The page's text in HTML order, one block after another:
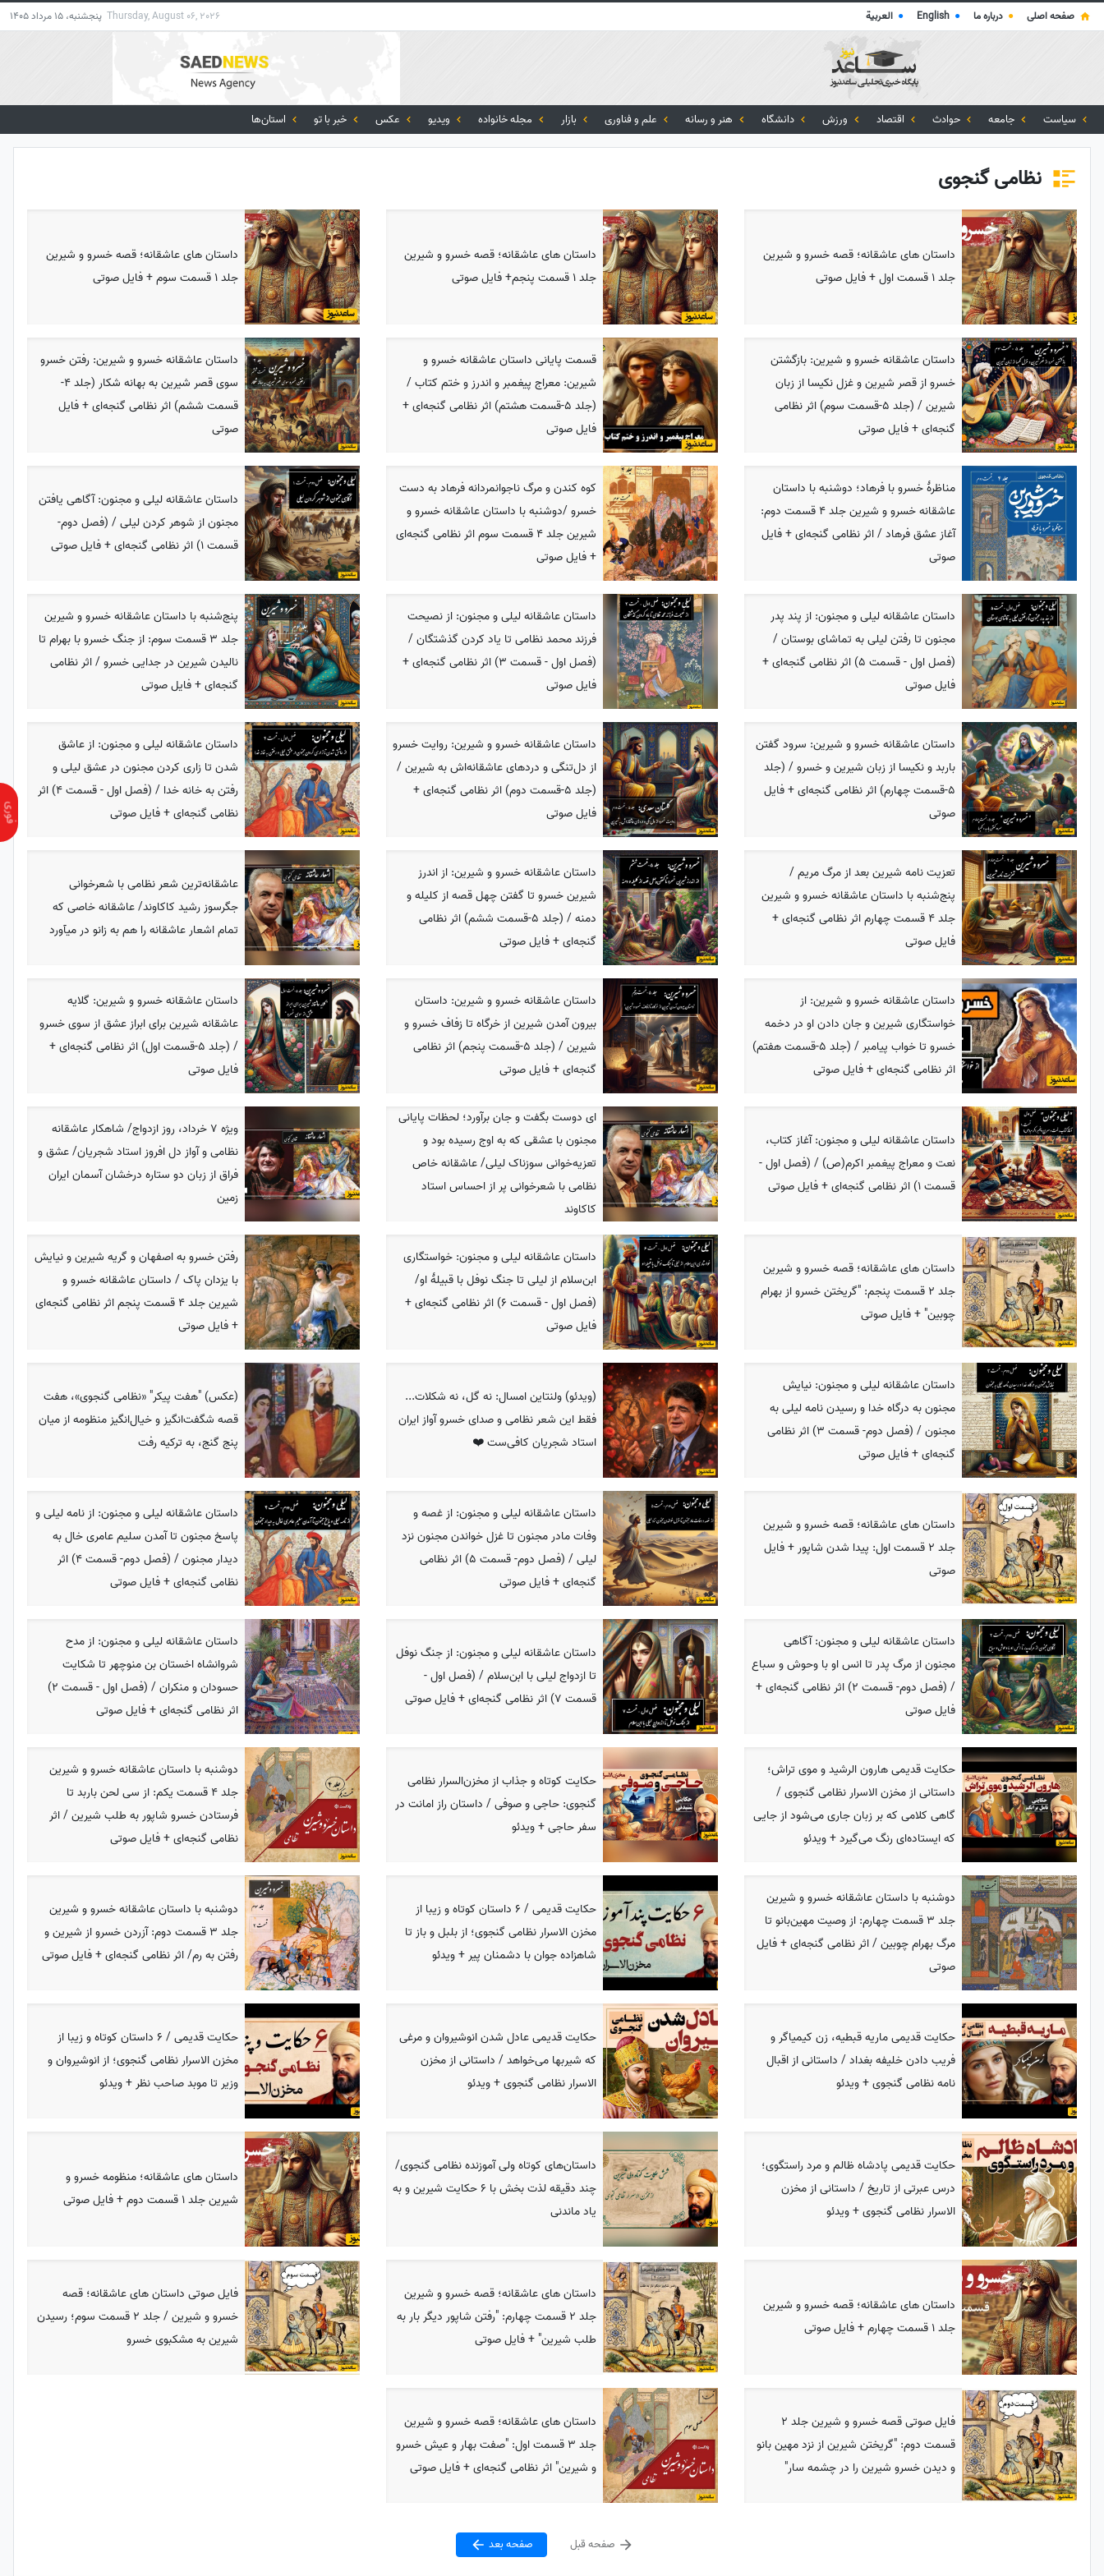
صفحه اصلی ● درباره ما ●
English
● العربية Thursday, August 06, 2026 پنجشنبه، 15 مرداد 1405
سیاست جامعه حوادث اقتصاد ورزش دانشگاه هنر و رسانه علم و فناوری بازار مجله خانواده ویدیو عکس خبر با تو استان‌ها
نظامی گنجوی
داستان های عاشقانه؛ قصه خسرو و شیرین
جلد 1 قسمت اول + فایل صوتی
داستان های عاشقانه؛ قصه خسرو و شیرین
جلد 1 قسمت پنجم+ فایل صوتی
داستان های عاشقانه؛ قصه خسرو و شیرین
جلد 1 قسمت سوم + فایل صوتی
داستان عاشقانه خسرو و شیرین: بازگشتن
خسرو از قصر شیرین و غزل نکیسا از زبان
شیرین / (جلد 5-قسمت سوم) اثر نظامی
گنجه‌ای + فایل صوتی
قسمت پایانی داستان عاشقانه خسرو و
شیرین: معراج پیغمبر و اندرز و ختم کتاب /
(جلد 5-قسمت هشتم) اثر نظامی گنجه‌ای +
فایل صوتی
داستان عاشقانه خسرو و شیرین: رفتن خسرو
سوی قصر شیرین به بهانه شکار (جلد 4-
قسمت ششم) اثر نظامی گنجه‌ای + فایل
صوتی
مناظرهٔ خسرو با فرهاد؛ دوشنبه با داستان
عاشقانه خسرو و شیرین جلد 4 قسمت دوم:
آغاز عشق فرهاد / اثر نظامی گنجه‌ای + فایل
صوتی
کوه کندن و مرگ ناجوانمردانه فرهاد به دست
خسرو /دوشنبه با داستان عاشقانه خسرو و
شیرین جلد 4 قسمت سوم اثر نظامی گنجه‌ای
+ فایل صوتی
داستان عاشقانه لیلی و مجنون: آگاهی یافتن
مجنون از شوهر کردن لیلی / (فصل دوم-
قسمت 1) اثر نظامی گنجه‌ای + فایل صوتی
داستان عاشقانه لیلی و مجنون: از پند پدر
مجنون تا رفتن لیلی به تماشای بوستان /
(فصل اول - قسمت 5) اثر نظامی گنجه‌ای +
فایل صوتی
داستان عاشقانه لیلی و مجنون: از نصیحت
فرزند محمد نظامی تا یاد کردن گذشتگان /
(فصل اول - قسمت 3) اثر نظامی گنجه‌ای +
فایل صوتی
پنج‌شنبه با داستان عاشقانه خسرو و شیرین
جلد 3 قسمت سوم: از جنگ خسرو با بهرام تا
نالیدن شیرین در جدایی خسرو / اثر نظامی
گنجه‌ای + فایل صوتی
داستان عاشقانه خسرو و شیرین: سرود گفتن
باربد و نکیسا از زبان شیرین و خسرو / (جلد
5-قسمت چهارم) اثر نظامی گنجه‌ای + فایل
صوتی
داستان عاشقانه خسرو و شیرین: روایت خسرو
از دل‌تنگی و دردهای عاشقانه‌اش به شیرین /
(جلد 5-قسمت دوم) اثر نظامی گنجه‌ای +
فایل صوتی
داستان عاشقانه لیلی و مجنون: از عاشق
شدن تا زاری کردن مجنون در عشق لیلی و
رفتن به خانه خدا / (فصل اول - قسمت 4) اثر
نظامی گنجه‌ای + فایل صوتی
تعزیت نامه شیرین بعد از مرگ مریم /
پنج‌شنبه با داستان عاشقانه خسرو و شیرین
جلد 4 قسمت چهارم اثر نظامی گنجه‌ای +
فایل صوتی
داستان عاشقانه خسرو و شیرین: از اندرز
شیرین خسرو تا گفتن چهل قصه از کلیله و
دمنه / (جلد 5-قسمت ششم) اثر نظامی
گنجه‌ای + فایل صوتی
عاشقانه‌ترین شعر نظامی با شعرخوانی
جگرسوز رشید کاکاوند/ عاشقانه خاصی که
تمام اشعار عاشقانه را هم به زانو در میآورد
داستان عاشقانه خسرو و شیرین: از
خواستگاری شیرین و جان دادن او در دخمه
خسرو تا خواب پیامبر / (جلد 5-قسمت هفتم)
اثر نظامی گنجه‌ای + فایل صوتی
داستان عاشقانه خسرو و شیرین: داستان
بیرون آمدن شیرین از خرگاه تا زفاف خسرو و
شیرین / (جلد 5-قسمت پنجم) اثر نظامی
گنجه‌ای + فایل صوتی
داستان عاشقانه خسرو و شیرین: گلایه
عاشقانه شیرین برای ابراز عشق از سوی خسرو
/ (جلد 5-قسمت اول) اثر نظامی گنجه‌ای +
فایل صوتی
داستان عاشقانه لیلی و مجنون: آغاز کتاب،
نعت و معراج پیغمبر اکرم(ص) / (فصل اول -
قسمت 1) اثر نظامی گنجه‌ای + فایل صوتی
ای دوست بگفت و جان برآورد؛ لحظات پایانی
مجنون با عشقی که به اوج رسیده بود و
تعزیه‌خوانی سوزناک لیلی/ عاشقانه خاص
نظامی با شعرخوانی پر از احساس استاد
کاکاوند
ویژه 7 خرداد، روز ازدواج/ شاهکار عاشقانه
نظامی و آواز دل افروز استاد شجریان/ عشق و
فراق از زبان دو ستاره درخشان آسمان ایران
زمین
داستان های عاشقانه؛ قصه خسرو و شیرین
جلد 2 قسمت پنجم: "گریختن خسرو از بهرام
چوبین" + فایل صوتی
داستان عاشقانه لیلی و مجنون: خواستگاری
ابن‌سلام از لیلی تا جنگ نوفل با قبیلهٔ او/
(فصل اول - قسمت 6) اثر نظامی گنجه‌ای +
فایل صوتی
رفتن خسرو به اصفهان و گریه شیرین و نیایش
با یزدان پاک / داستان عاشقانه خسرو و
شیرین جلد 4 قسمت پنجم اثر نظامی گنجه‌ای
+ فایل صوتی
داستان عاشقانه لیلی و مجنون: نیایش
مجنون به درگاه خدا و رسیدن نامه لیلی به
مجنون / (فصل دوم- قسمت 3) اثر نظامی
گنجه‌ای + فایل صوتی
(ویدئو) ولنتاین امسال: نه گل، نه شکلات...
فقط این شعر نظامی و صدای خسرو آواز ایران
استاد شجریان کافی‌ست ❤️
(عکس) "هفت پیکر" «نظامی گنجوی»، هفت
قصه شگفت‌انگیز و خیال‌انگیز منظومه از میان
پنج گنج، به ترکیه رفت
داستان های عاشقانه؛ قصه خسرو و شیرین
جلد 2 قسمت اول: پیدا شدن شاپور + فایل
صوتی
داستان عاشقانه لیلی و مجنون: از غصه و
وفات مادر مجنون تا غزل خواندن مجنون نزد
لیلی / (فصل دوم- قسمت 5) اثر نظامی
گنجه‌ای + فایل صوتی
داستان عاشقانه لیلی و مجنون: از نامه لیلی و
پاسخ مجنون تا آمدن سلیم عامری خال به
دیدار مجنون / (فصل دوم- قسمت 4) اثر
نظامی گنجه‌ای + فایل صوتی
داستان عاشقانه لیلی و مجنون: آگاهی
مجنون از مرگ پدر تا انس او با وحوش و سباع
/ (فصل دوم- قسمت 2) اثر نظامی گنجه‌ای +
فایل صوتی
داستان عاشقانه لیلی و مجنون: از جنگ نوفل
تا ازدواج لیلی با ابن‌سلام / (فصل اول -
قسمت 7) اثر نظامی گنجه‌ای + فایل صوتی
داستان عاشقانه لیلی و مجنون: از مدح
شروانشاه اخستان بن منوچهر تا شکایت
حسودان و منکران / (فصل اول - قسمت 2)
اثر نظامی گنجه‌ای + فایل صوتی
حکایت قدیمی هارون الرشید و موی تراش؛
داستانی از مخزن الاسرار نظامی گنجوی /
گاهی کلامی که بر زبان جاری می‌شود از جایی
که ایستاده‌ای رنگ می‌گیرد + ویدئو
حکایت کوتاه و جذاب از مخزن‌السرار نظامی
گنجوی: حاجی و صوفی / داستان راز امانت در
سفر حاجی + ویدئو
دوشنبه با داستان عاشقانه خسرو و شیرین
جلد 4 قسمت یکم: از سی لحن باربد تا
فرستادن خسرو شاپور به طلب شیرین / اثر
نظامی گنجه‌ای + فایل صوتی
دوشنبه با داستان عاشقانه خسرو و شیرین
جلد 3 قسمت چهارم: از وصیت مهین‌بانو تا
مرگ بهرام چوبین / اثر نظامی گنجه‌ای + فایل
صوتی
حکایت قدیمی / 6 داستان کوتاه و زیبا از
مخزن الاسرار نظامی گنجوی؛ از بلبل و باز تا
شاهزاده جوان با دشمنان پیر + ویدئو
دوشنبه با داستان عاشقانه خسرو و شیرین
جلد 3 قسمت دوم: آزردن خسرو از شیرین و
رفتن به رم/ اثر نظامی گنجه‌ای + فایل صوتی
حکایت قدیمی ماریه قبطیه، زن کیمیاگر و
فریب دادن خلیفه بغداد / داستانی از اقبال
نامه نظامی گنجوی + ویدئو
حکایت قدیمی عادل شدن انوشیروان و مرغی
که شیربها می‌خواهد / داستانی از مخزن
الاسرار نظامی گنجوی + ویدئو
حکایت قدیمی / 6 داستان کوتاه و زیبا از
مخزن الاسرار نظامی گنجوی؛ از انوشیروان و
وزیر تا موبد صاحب نظر + ویدئو
حکایت قدیمی پادشاه ظالم و مرد راستگوی؛
درس عبرتی از تاریخ / داستانی از مخزن
الاسرار نظامی گنجوی + ویدئو
داستان‌های کوتاه ولی آموزنده نظامی گنجوی/
چند دقیقه لذت بخش با 6 حکایت شیرین و به
یاد ماندنی
داستان های عاشقانه؛ منظومه خسرو و
شیرین جلد 1 قسمت دوم + فایل صوتی
داستان های عاشقانه؛ قصه خسرو و شیرین
جلد 1 قسمت چهارم + فایل صوتی
داستان های عاشقانه؛ قصه خسرو و شیرین
جلد 2 قسمت چهارم: "رفتن شاپور دیگر بار به
طلب شیرین" + فایل صوتی
فایل صوتی داستان های عاشقانه؛ قصه
خسرو و شیرین / جلد 2 قسمت سوم؛ رسیدن
شیرین به مشکبوی خسرو
فایل صوتی قصه خسرو و شیرین جلد 2
قسمت دوم: "گریختن شیرین از نزد مهین بانو
و دیدن خسرو شیرین را در چشمه سار"
داستان های عاشقانه؛ قصه خسرو و شیرین
جلد 3 قسمت اول: "صفت بهار و عیش خسرو
و شیرین" اثر نظامی گنجه‌ای + فایل صوتی
صفحه قبل صفحه بعد